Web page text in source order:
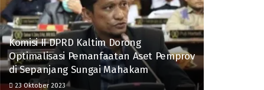
Komisi II DPRD Kaltim Dorong
Optimalisasi Pemanfaatan Aset Pemprov
di Sepanjang Sungai Mahakam
23 Oktober 2023